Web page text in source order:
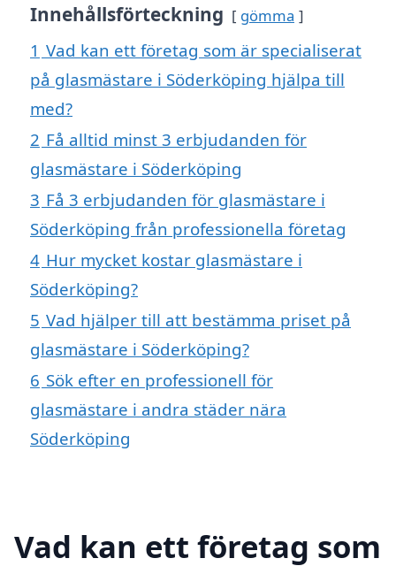
Innehållsförteckning gömma
1 Vad kan ett företag som är specialiserat
på glasmästare i Söderköping hjälpa till
med?
2 Få alltid minst 3 erbjudanden för
glasmästare i Söderköping
3 Få 3 erbjudanden för glasmästare i
Söderköping från professionella företag
4 Hur mycket kostar glasmästare i
Söderköping?
5 Vad hjälper till att bestämma priset på
glasmästare i Söderköping?
6 Sök efter en professionell för
glasmästare i andra städer nära
Söderköping
Vad kan ett företag som